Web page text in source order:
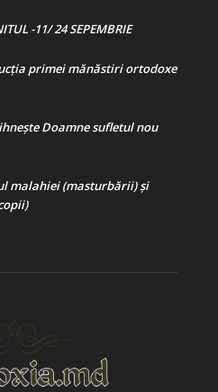
-11/ 24 SEPEMBRIE
primei mănăstiri ortodoxe
Doamne sufletul nou
malahiei (masturbării) şi